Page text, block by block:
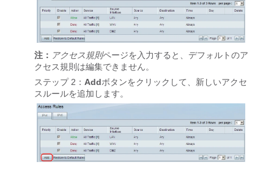
注： アクセス規則ページを入力すると、デフォルトのア
クセス規則は編集できません。
ステップ 2： Addボタンをクリックして、新しいアクセ
スルールを追加します。